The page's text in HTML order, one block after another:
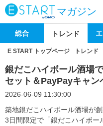
マガジン
総合 トレンド
E START トップページ トレンド
銀だこハイボール酒場
セット＆PayPayキャン
2026-06-09 11:30:00
築地銀だこハイボール酒場が
3日間限定で「銀だこハイボー